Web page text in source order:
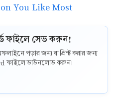
You Like Most
ফাইলে সেভ করুন!
পড়ার জন্য বা প্রিন্ট করার জন্য
ফাইলে ডাউনলোড করুন।